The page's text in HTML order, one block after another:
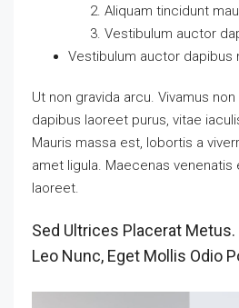
Aliquam tincidunt
Vestibulum auctor
Vestibulum auctor dapibus
Ut non gravida arcu. Vivamus
dapibus laoreet purus, vitae
Mauris massa est, lobortis a
amet ligula. Maecenas venenatis
laoreet.
Sed Ultrices Placerat
Leo Nunc, Eget Mollis Odio